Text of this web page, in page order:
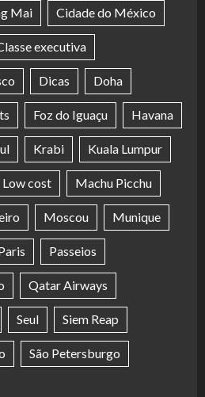
Mai Cidade do México
executiva
Dicas Doha
Foz do Iguaçu Havana
Krabi Kuala Lumpur
Low cost Machu Picchu
Moscou Munique
Passeios
Qatar Airways
Seul Siem Reap
São Petersburgo